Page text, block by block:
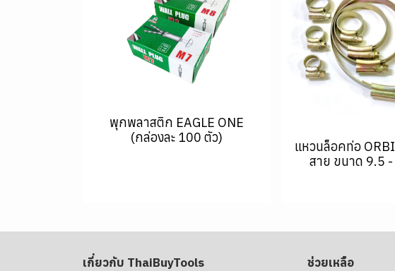
พุกพลาสติก EAGLE ONE
(กล่องละ 100 ตัว)
แหวนล็อคท่อ
สาย ขนาด 9.5
เกี่ยวกับ ThaiBuyTools ช่วยเหลือ